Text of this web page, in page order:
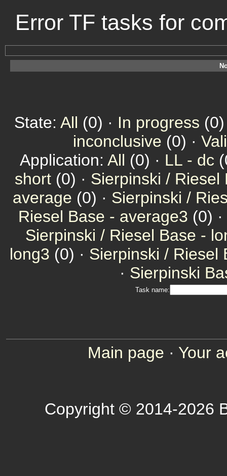
Error TF tasks for
State: All (0) · In progress
inconclusive (0) ·
Application: All (0) · LL - dc
short (0) · Sierpinski / Riesel
average (0) · Sierpinski /
Riesel Base - average3 (0) ·
Sierpinski / Riesel Base -
long3 (0) · Sierpinski / Riesel
· Sierpinski
Task name:
Main page · Your
Copyright © 2014-2026